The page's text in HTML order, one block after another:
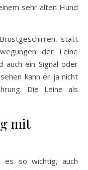
sehr alten Hund
statt
der Leine
auch ein Signal oder
kann er ja nicht
Die Leine als
mit
es so wichtig, auch